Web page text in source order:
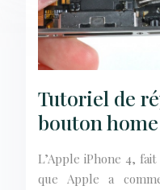
Tutoriel de
bouton
L’Apple iPhone 4,
que Apple a